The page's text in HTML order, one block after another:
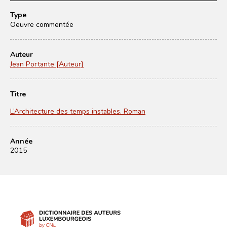
Type
Oeuvre commentée
Auteur
Jean Portante [Auteur]
Titre
L’Architecture des temps instables. Roman
Année
2015